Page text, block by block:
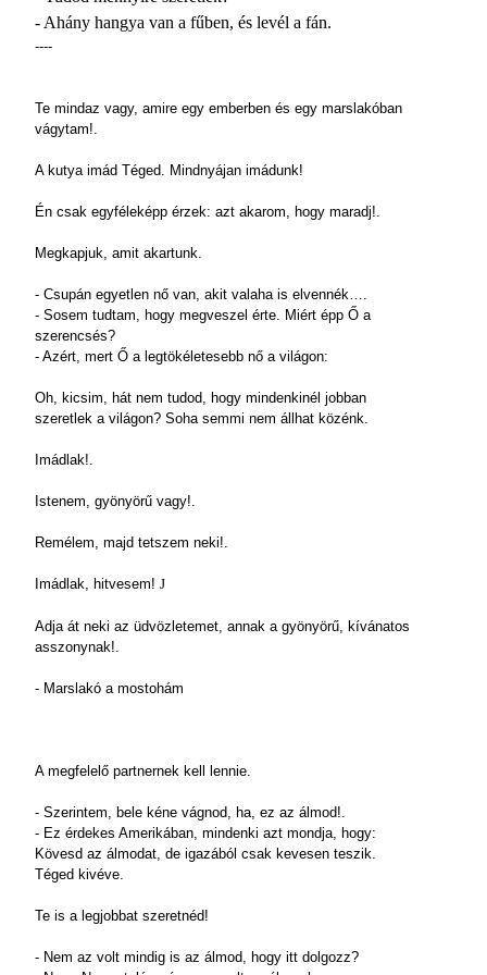
- Ahány hangya van a fűben, és levél a fán.
----
Te mindaz vagy, amire egy emberben és egy marslakóban
vágytam!.
A kutya imád Téged. Mindnyájan imádunk!
Én csak egyféleképp érzek: azt akarom, hogy maradj!.
Megkapjuk, amit akartunk.
- Csupán egyetlen nő van, akit valaha is elvennék….
- Sosem tudtam, hogy megveszel érte. Miért épp Ő a
szerencsés?
- Azért, mert Ő a legtökéletesebb nő a világon:
Oh, kicsim, hát nem tudod, hogy mindenkinél jobban
szeretlek a világon? Soha semmi nem állhat közénk.
Imádlak!.
Istenem, gyönyörű vagy!.
Remélem, majd tetszem neki!.
Imádlak, hitvesem! J
Adja át neki az üdvözletemet, annak a gyönyörű, kívánatos
asszonynak!.
- Marslakó a mostohám
A megfelelő partnernek kell lennie.
- Szerintem, bele kéne vágnod, ha, ez az álmod!.
- Ez érdekes Amerikában, mindenki azt mondja, hogy:
Kövesd az álmodat, de igazából csak kevesen teszik.
Téged kivéve.
Te is a legjobbat szeretnéd!
- Nem az volt mindig is az álmod, hogy itt dolgozz?